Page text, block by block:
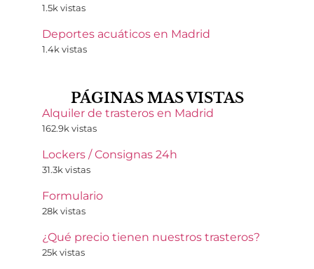
1.5k vistas
Deportes acuáticos en Madrid
1.4k vistas
PÁGINAS MAS VISTAS
Alquiler de trasteros en Madrid
162.9k vistas
Lockers / Consignas 24h
31.3k vistas
Formulario
28k vistas
¿Qué precio tienen nuestros trasteros?
25k vistas